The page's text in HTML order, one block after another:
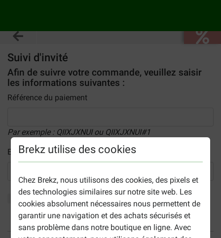
Brekz utilise des cookies
Chez Brekz, nous utilisons des cookies, des pixels et
des technologies similaires sur notre site web. Les
cookies absolument nécessaires nous permettent de
garantir une navigation et des achats sécurisés et
sans problème dans notre boutique en ligne. Avec
Suivi d'invité
Afin de suivre votre commande, veuillez saisir
les informations suivantes :
Référence du paiement
Par exemple : QIIXJXNUI ou QIIXJXNUI#1
Email: